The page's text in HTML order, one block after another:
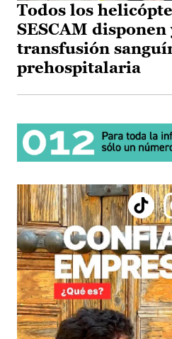
Todos los
SESCAM disponen
transfusión
prehospitalaria